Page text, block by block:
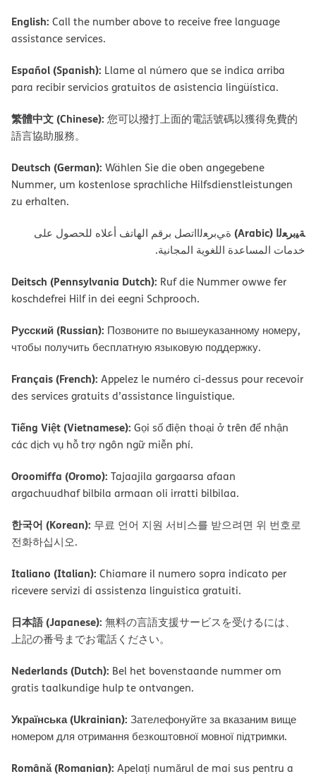
English: Call the number above to receive free language
assistance services.
Español (Spanish): Llame al número que se indica arriba
para recibir servicios gratuitos de asistencia lingüística.
繁體中文 (Chinese): 您可以撥打上面的電話號碼以獲得免費的
語言協助服務。
Deutsch (German): Wählen Sie die oben angegebene
Nummer, um kostenlose sprachliche Hilfsdienstleistungen
zu erhalten.
ﺔﯿﺑﺮﻌﻟا (Arabic)
ةﻲﺑﺮﻌﻟااﺗﺼﻞ ﺑﺮﻗﻢ اﻟﮭﺎﺗﻒ أﻋﻼه ﻟﻠﺤﺼﻮل ﻋﻠﻰ
ﺧﺪﻣﺎت اﻟﻤﺴﺎﻋﺪة اﻟﻠﻐﻮﯾﺔ اﻟﻤﺠﺎﻧﯿﺔ.
Deitsch (Pennsylvania Dutch): Ruf die Nummer owwe fer
koschdefrei Hilf in dei eegni Schprooch.
Русский (Russian): Позвоните по вышеуказанному номеру,
чтобы получить бесплатную языковую поддержку.
Français (French): Appelez le numéro ci-dessus pour recevoir
des services gratuits d’assistance linguistique.
Tiếng Việt (Vietnamese): Gọi số điện thoại ở trên để nhận
các dịch vụ hỗ trợ ngôn ngữ miễn phí.
Oroomiffa (Oromo): Tajaajila gargaarsa afaan
argachuudhaf bilbila armaan oli irratti bilbilaa.
한국어 (Korean): 무료 언어 지원 서비스를 받으려면 위 번호로
전화하십시오.
Italiano (Italian): Chiamare il numero sopra indicato per
ricevere servizi di assistenza linguistica gratuiti.
日本語 (Japanese): 無料の言語支援サービスを受けるには、
上記の番号までお電話ください。
Nederlands (Dutch): Bel het bovenstaande nummer om
gratis taalkundige hulp te ontvangen.
Українська (Ukrainian): Зателефонуйте за вказаним вище
номером для отримання безкоштовної мовної підтримки.
Română (Romanian): Apelați numărul de mai sus pentru a